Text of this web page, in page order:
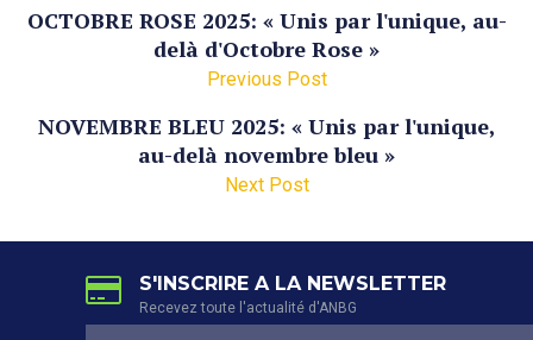
OCTOBRE ROSE 2025: « Unis par l'unique, au-
delà d'Octobre Rose »
Previous Post
NOVEMBRE BLEU 2025: « Unis par l'unique,
au-delà novembre bleu »
Next Post
S'INSCRIRE A LA NEWSLETTER
Recevez toute l'actualité d'ANBG